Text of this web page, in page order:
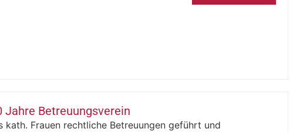
Jahre Betreuungsverein
Frauen rechtliche Betreuungen geführt und